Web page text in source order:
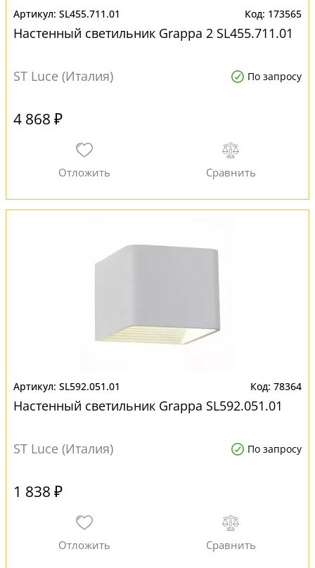
SL455.711.01 173565
Настенный светильник Grappa 2 SL455.711.01
ST Luce (Италия) По запросу
4 868 ₽
SL592.051.01 78364
Настенный светильник Grappa SL592.051.01
ST Luce (Италия) По запросу
1 838 ₽